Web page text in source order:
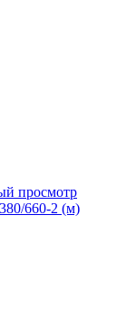
просмотр
660-2 (м)